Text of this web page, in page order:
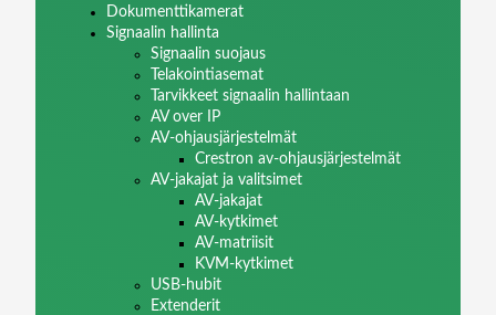
Dokumenttikamerat
Signaalin hallinta
Signaalin suojaus
Telakointiasemat
Tarvikkeet signaalin hallintaan
AV over IP
AV-ohjausjärjestelmät
Crestron av-ohjausjärjestelmät
AV-jakajat ja valitsimet
AV-jakajat
AV-kytkimet
AV-matriisit
KVM-kytkimet
USB-hubit
Extenderit